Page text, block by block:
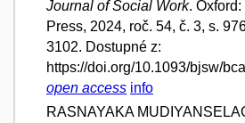
Journal of Social Work.
Press, 2024, roč. 54, č. 3, s.
3102. Dostupné z:
https://doi.org/10.1093/bjsw/
open access info
RASNAYAKA